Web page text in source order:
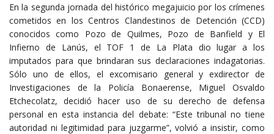
En la segunda jornada del histórico megajuicio por los crímenes
cometidos en los Centros Clandestinos de Detención (CCD)
conocidos como Pozo de Quilmes, Pozo de Banfield y El
Infierno de Lanús, el TOF 1 de La Plata dio lugar a los
imputados para que brindaran sus declaraciones indagatorias.
Sólo uno de ellos, el excomisario general y exdirector de
Investigaciones de la Policía Bonaerense, Miguel Osvaldo
Etchecolatz, decidió hacer uso de su derecho de defensa
personal en esta instancia del debate: “Este tribunal no tiene
autoridad ni legitimidad para juzgarme”, volvió a insistir, como